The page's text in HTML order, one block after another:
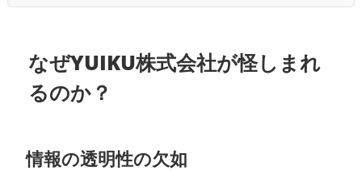
なぜYUIKU株式会社が怪しまれ
るのか？
情報の透明性の欠如